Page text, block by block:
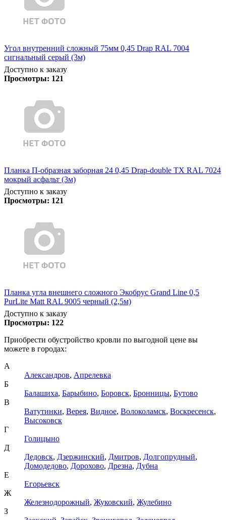
Угол внутренний сложный 75мм 0,45 Drap RAL 7004
сигнальный серый (3м)
Доступно к заказу
Просмотры: 121
Планка П-образная заборная 24 0,45 Drap-double TX RAL 7024
мокрый асфальт (3м)
Доступно к заказу
Просмотры: 121
Планка угла внешнего сложного Экобрус Grand Line 0,5
PurLite Matt RAL 9005 черный (2,5м)
Доступно к заказу
Просмотры: 122
Приобрести обустройство кровли по выгодной цене вы
можете в городах:
А
Александров, Апрелевка
Б
Балашиха, Барыбино, Боровск, Бронницы, Бутово
В
Ватутинки, Верея, Видное, Волоколамск, Воскресенск,
Высоковск
Г
Голицыно
Д
Дедовск, Дзержинский, Дмитров, Долгопрудный,
Домодедово, Дорохово, Дрезна, Дубна
Е
Егорьевск
Ж
Железнодорожный, Жуковский, Жулебино
З